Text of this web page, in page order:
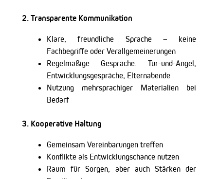
2. Transparente Kommunikation
Klare, freundliche Sprache – keine
Fachbegriffe oder Verallgemeinerungen
Regelmäßige Gespräche: Tür-und-Angel,
Entwicklungsgespräche, Elternabende
Nutzung mehrsprachiger Materialien bei
Bedarf
3. Kooperative Haltung
Gemeinsam Vereinbarungen treffen
Konflikte als Entwicklungschance nutzen
Raum für Sorgen, aber auch Stärken der